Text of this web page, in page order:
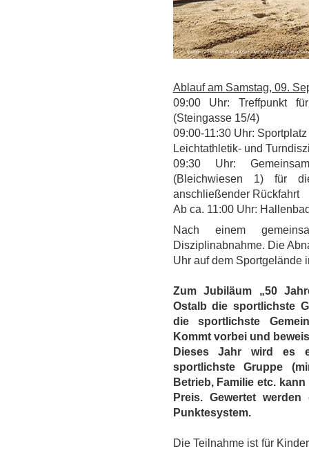
Ablauf am Samstag, 09.
09:00 Uhr: Treffpunkt
(Steingasse 15/4)
09:00-11:30 Uhr:
Leichtathletik- und
09:30 Uhr:
(Bleichwiesen 1) für
anschließender Rückfahrt
Ab ca. 11:00 Uhr:
Nach einem
Disziplinabnahme. Die
Uhr auf dem Sportgelände
Zum Jubiläum „50
Ostalb die sportlichste
die sportlichste
Kommt vorbei und
Dieses Jahr wird es
sportlichste Gruppe
Betrieb, Familie etc.
Preis. Gewertet
Punktesystem.
Die Teilnahme ist für